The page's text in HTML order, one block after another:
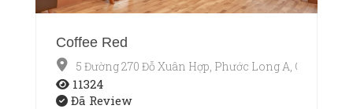
Coffee Red
5 Đường 270 Đỗ Xuân Hợp, Phước Long A, Q9
11324
Đã Review